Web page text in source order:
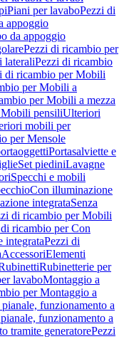
Piani per lavaboPezzi di
appoggio
da appoggio
Pezzi di ricambio per
lateraliPezzi di ricambio
di ricambio per Mobili
per Mobili a
per Mobili a mezza
pensiliUlteriori
mobili per
per Mensole
Portasalviette e
Set piediniLavagne
Specchi e mobili
Con illuminazione
integrataSenza
di ricambio per Mobili
ricambio per Con
integrataPezzi di
AccessoriElementi
Rubinetterie per
lavaboMontaggio a
per Montaggio a
funzionamento a
funzionamento a
tramite generatorePezzi